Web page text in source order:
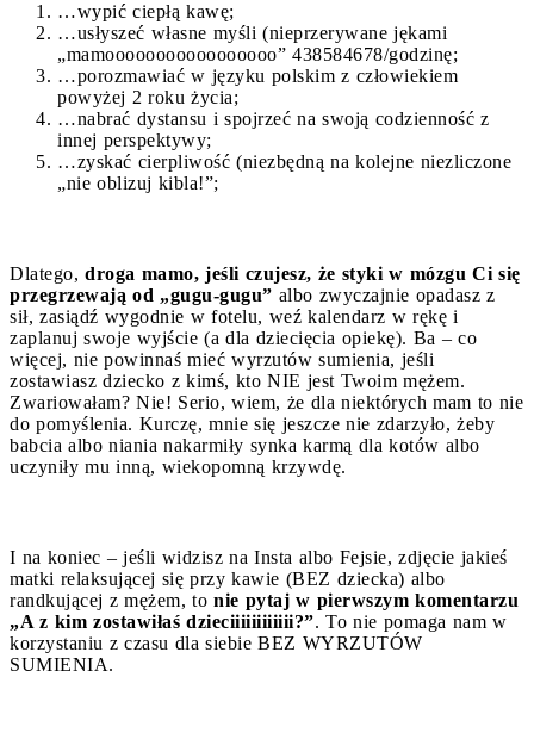
…wypić ciepłą kawę;
…usłyszeć własne myśli (nieprzerywane jękami
„mamooooooooooooooooo” 438584678/godzinę;
…porozmawiać w języku polskim z człowiekiem
powyżej 2 roku życia;
…nabrać dystansu i spojrzeć na swoją codzienność z
innej perspektywy;
…zyskać cierpliwość (niezbędną na kolejne niezliczone
„nie oblizuj kibla!”;
Dlatego, droga mamo, jeśli czujesz, że styki w mózgu Ci się
przegrzewają od „gugu-gugu” albo zwyczajnie opadasz z
sił, zasiądź wygodnie w fotelu, weź kalendarz w rękę i
zaplanuj swoje wyjście (a dla dziecięcia opiekę). Ba – co
więcej, nie powinnaś mieć wyrzutów sumienia, jeśli
zostawiasz dziecko z kimś, kto NIE jest Twoim mężem.
Zwariowałam? Nie! Serio, wiem, że dla niektórych mam to nie
do pomyślenia. Kurczę, mnie się jeszcze nie zdarzyło, żeby
babcia albo niania nakarmiły synka karmą dla kotów albo
uczyniły mu inną, wiekopomną krzywdę.
I na koniec – jeśli widzisz na Insta albo Fejsie, zdjęcie jakieś
matki relaksującej się przy kawie (BEZ dziecka) albo
randkującej z mężem, to nie pytaj w pierwszym komentarzu
„A z kim zostawiłaś dzieciiiiiiiiiiii?”. To nie pomaga nam w
korzystaniu z czasu dla siebie BEZ WYRZUTÓW
SUMIENIA.